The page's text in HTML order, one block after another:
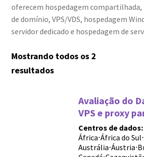
oferecem hospedagem
de domínio, VPS/VDS, hospedagem
servidor dedicado e hospedagem de
Mostrando todos os 2
resultados
Avaliação do
VPS e proxy
Centros de dados:
África⋅África do Sul⋅
Austrália⋅Áustria⋅